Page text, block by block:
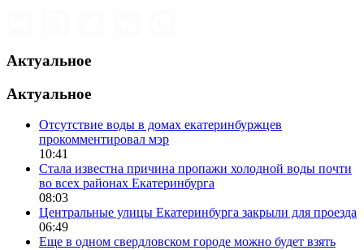
Актуальное
Актуальное
Отсутствие воды в домах екатеринбуржцев
прокомментировал мэр
10:41
Стала известна причина пропажи холодной воды почти
во всех районах Екатеринбурга
08:03
Центральные улицы Екатеринбурга закрыли для проезда
06:49
Еще в одном свердловском городе можно будет взять